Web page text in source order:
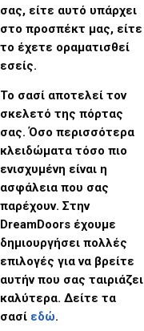
σας, είτε αυτό υπάρχει
στο προσπέκτ μας, είτε
το έχετε οραματισθεί
εσείς.
Το σασί αποτελεί τον
σκελετό της πόρτας
σας. Όσο περισσότερα
κλειδώματα τόσο πιο
ενισχυμένη είναι η
ασφάλεια που σας
παρέχουν. Στην
DreamDoors έχουμε
δημιουργήσει πολλές
επιλογές για να βρείτε
αυτήν που σας ταιριάζει
καλύτερα. Δείτε τα
σασί εδώ.